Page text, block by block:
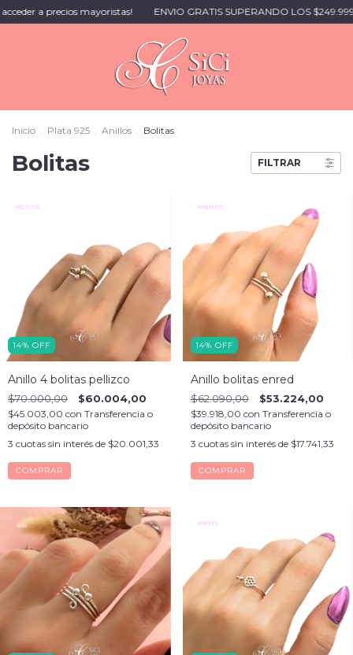
mayoristas! ENVIO GRATIS SUPERANDO LOS $249.999 🚚 |
Inicio . Plata 925 . Anillos . Bolitas
Bolitas FILTRAR
14% OFF
Anillo 4 bolitas pellizco
$70.000,00 $60.004,00
$45.003,00 con Transferencia o
depósito bancario
3 cuotas sin interés de $20.001,33
COMPRAR
14% OFF
Anillo bolitas enred
$62.090,00 $53.224,00
$39.918,00 con Transferencia o
depósito bancario
3 cuotas sin interés de $17.741,33
COMPRAR